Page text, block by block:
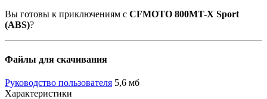
Вы готовы к приключениям с CFMOTO 800MT-X Sport
(ABS)?
Файлы для скачивания
Руководство пользователя 5,6 мб
Характеристики